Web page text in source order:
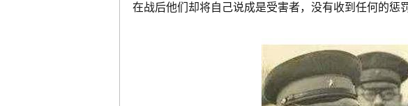
在战后他们却将自己说成是受害者，没有收到任何的惩罚